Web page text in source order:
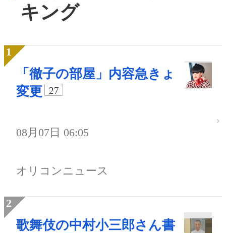
キング
「徹子の部屋」内容急きょ
変更
27
08月07日 06:05
オリコンニュース
歌舞伎の中村小三郎さん書